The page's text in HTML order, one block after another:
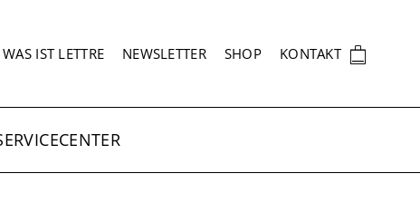
SEKUNDÄRNAVIGATION
WAS IST LETTRE NEWSLETTER SHOP KONTAKT 🛍